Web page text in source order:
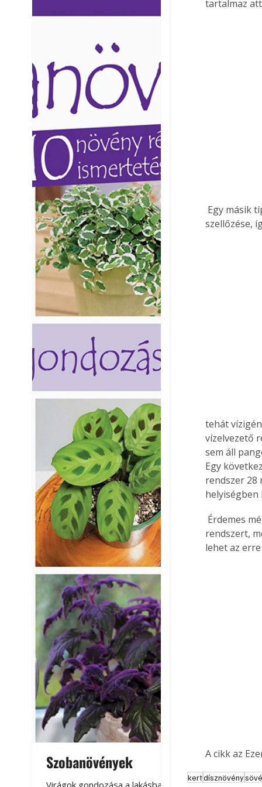
Szobanövények
Virágoskert:
teraszon,
tartalmaz
szellőzése,
tehát
vízelvezető
sem áll
Egy
rendszer 28
rendszert,
lehet az
A cikk az
kertdísznövény